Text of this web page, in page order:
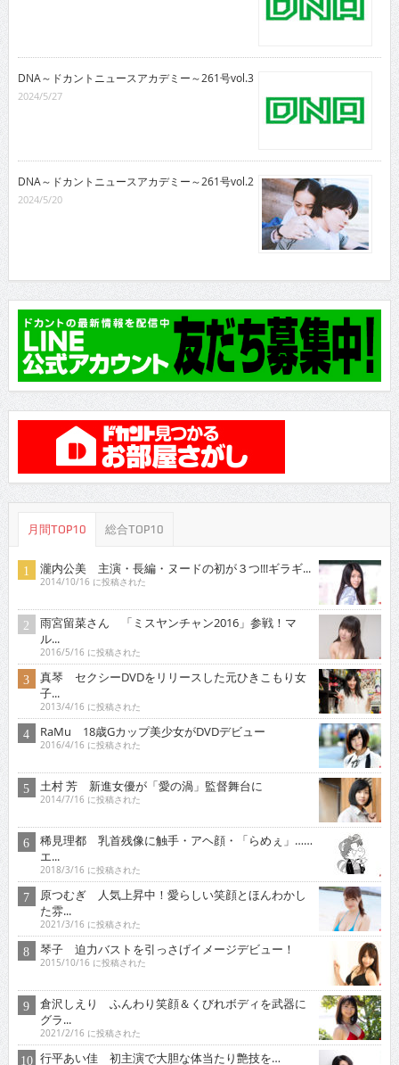
DNA～ドカントニュースアカデミー～261号vol.3
2024/5/27
DNA～ドカントニュースアカデミー～261号vol.2
2024/5/20
月間TOP10 総合TOP10
瀧内公美 主演・長編・ヌードの初が３つ!!!ギラギ...
2014/10/16 に投稿された
雨宮留菜さん 「ミスヤンチャン2016」参戦！マ
ル...
2016/5/16 に投稿された
真琴 セクシーDVDをリリースした元ひきこもり女
子...
2013/4/16 に投稿された
RaMu 18歳Gカップ美少女がDVDデビュー
2016/4/16 に投稿された
土村 芳 新進女優が「愛の渦」監督舞台に
2014/7/16 に投稿された
稀見理都 乳首残像に触手・アヘ顔・「らめぇ」……
エ...
2018/3/16 に投稿された
原つむぎ 人気上昇中！愛らしい笑顔とほんわかし
た雰...
2021/3/16 に投稿された
琴子 迫力バストを引っさげイメージデビュー！
2015/10/16 に投稿された
倉沢しえり ふんわり笑顔＆くびれボディを武器に
グラ...
2021/2/16 に投稿された
行平あい佳 初主演で大胆な体当たり艶技を…